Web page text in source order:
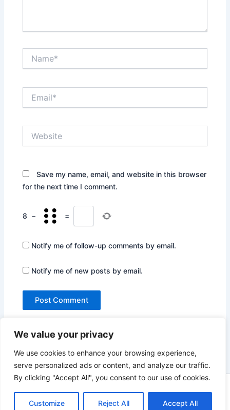
We value your privacy
We use cookies to enhance your browsing experience,
serve personalized ads or content, and analyze our traffic.
By clicking "Accept All", you consent to our use of cookies.
Customize Reject All Accept All
Save my name, email, and website in this browser
for the next time I comment.
8 − =
Notify me of follow-up comments by email.
Notify me of new posts by email.
Copyright © 2026 Not Only Hollywood | Powered byAstra
WordPress Theme